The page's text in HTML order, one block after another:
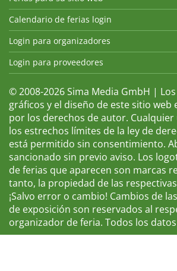
Calendario de ferias login
Login para organizadores
Login para proveedores
© 2008-2026 Sima Media GmbH |
gráficos y el diseño de este sitio web
por los derechos de autor. Cualquier
los estrechos límites de la ley de
está permitido sin consentimiento.
sancionado sin previo aviso. Los
de ferias que aparecen son marcas
tanto, la propiedad de las
¡Salvo error o cambio! Cambios de
de exposición son reservados al
organizador de feria. Todos los